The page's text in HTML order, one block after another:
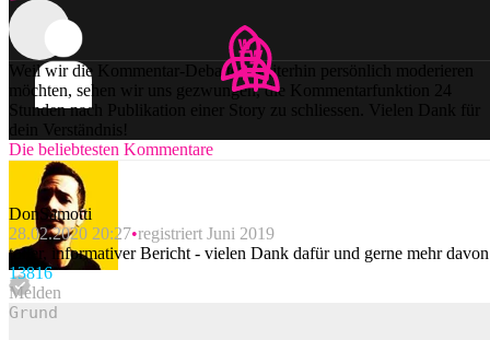
Weil wir die Kommentar-Debatten weiterhin persönlich moderieren
möchten, sehen wir uns gezwungen, die Kommentarfunktion 24
Stunden nach Publikation einer Story zu schliessen. Vielen Dank für
dein Verständnis!
Die beliebtesten Kommentare
DonSamotti
28.02.2020 20:27 registriert Juni 2019
toller, informativer Bericht - vielen Dank dafür und gerne mehr
13816
Melden